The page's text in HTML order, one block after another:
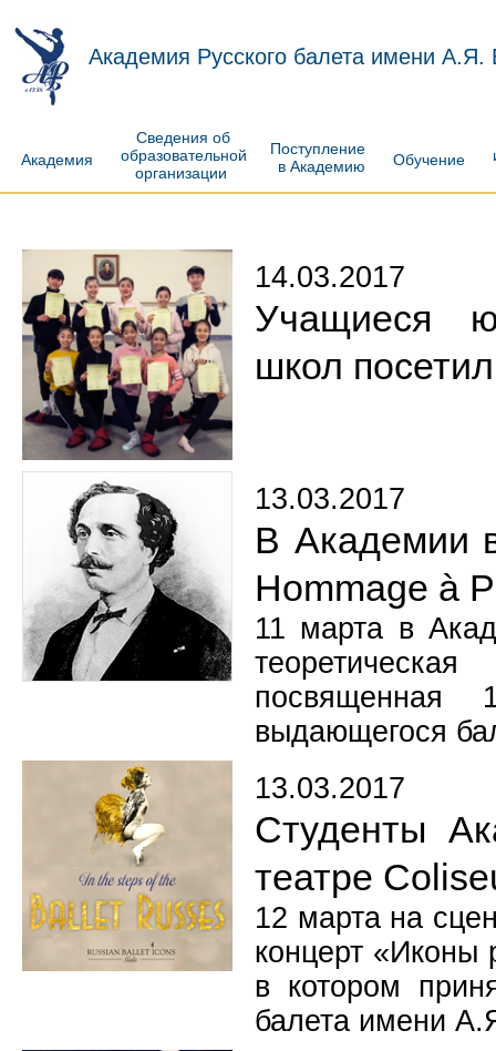
Академия Русского балета имени А.Я.
Академия
Сведения об
образовательной
организации
Поступление
в Академию
Обучение
14.03.2017
Учащиеся
школ
13.03.2017
В Академии
Hommage à
11 марта в
посвященная
выдающегося
13.03.2017
Студенты
театре
12 марта на
концерт «Иконы
в котором
балета имени